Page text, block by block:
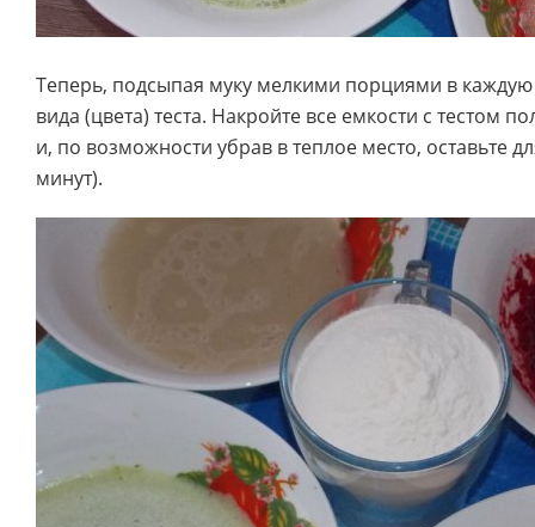
Теперь, подсыпая муку мелкими порциями в каждую
вида (цвета) теста. Накройте все емкости с тестом
и, по возможности убрав в теплое место, оставьте
минут).